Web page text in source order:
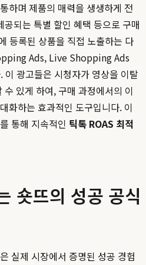
하며 제품의 매력을 생생하게 전
되는 특별 할인 혜택 등으로 구매
등록된 상품을 직접 노출하는 다
Ads, Live Shopping Ads
이 광고들은 시청자가 영상을 이탈
있게 하여, 구매 과정에서의 이
화하는 효과적인 도구입니다. 이
통해 지속적인 틱톡 ROAS 최적
숏뜨의 성공 공식
실제 시장에서 증명된 성공 경험